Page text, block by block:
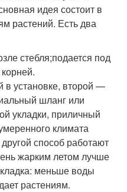
идея состоит в
растений. Есть два
стебля;подается под
в установке, второй —
шланг или
укладки, приличный
климата
способ работают
жарким летом лучше
меньше воды
растениям.